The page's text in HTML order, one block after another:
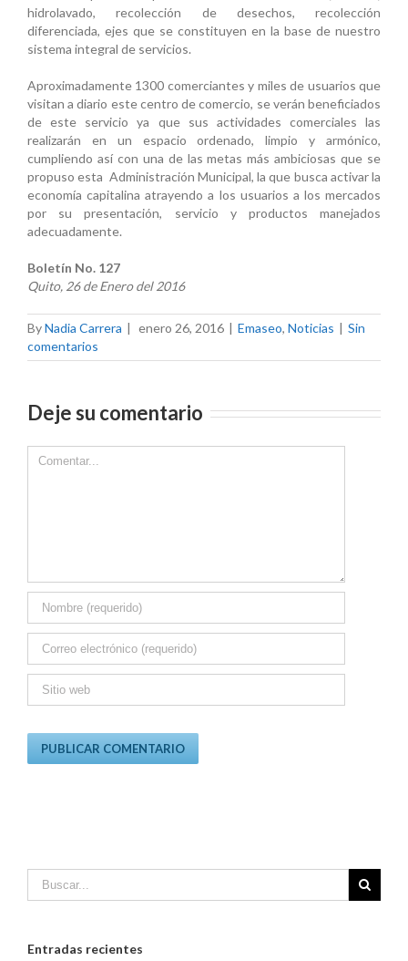
hidrolavado, recolección de desechos, recolección
diferenciada, ejes que se constituyen en la base de nuestro
sistema integral de servicios.
Aproximadamente 1300 comerciantes y miles de usuarios que
visitan a diario este centro de comercio, se verán beneficiados
de este servicio ya que sus actividades comerciales las
realizarán en un espacio ordenado, limpio y armónico,
cumpliendo así con una de las metas más ambiciosas que se
propuso esta Administración Municipal, la que busca activar la
economía capitalina atrayendo a los usuarios a los mercados
por su presentación, servicio y productos manejados
adecuadamente.
Boletín No. 127
Quito, 26 de Enero del 2016
ByNadia Carrera | enero 26, 2016 | Emaseo, Noticias | Sin
comentarios
Deje su comentario
Comment
Entradas recientes